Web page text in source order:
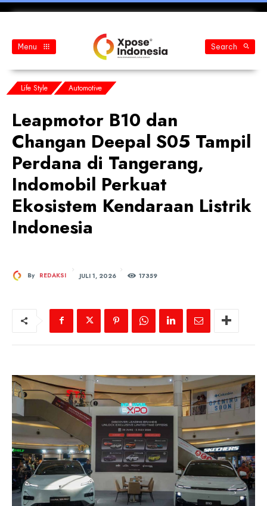
Menu Search
Life Style Automotive
Leapmotor B10 dan
Changan Deepal S05 Tampil
Perdana di Tangerang,
Indomobil Perkuat
Ekosistem Kendaraan Listrik
Indonesia
By REDAKSI JULI 1, 2026 17359